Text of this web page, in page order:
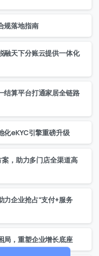
规落地指南
融天下分账云提供一体化
结算平台打通家居全链路
化eKYC引擎重磅升级
，助力多门店全渠道高
力企业抢占“支付+服务
局，重塑企业增长底座
0 / 20